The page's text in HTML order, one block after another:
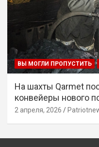
ВЫ МОГЛИ ПРОПУСТИТЬ
На шахты Qarmet
конвейеры нового
2 апреля, 2026